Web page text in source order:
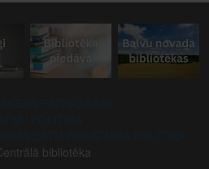
bibliotēka